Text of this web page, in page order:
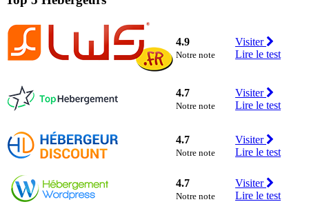
4.9
Notre note
Visiter
Lire le test
4.7
Notre note
Visiter
Lire le test
4.7
Notre note
Visiter
Lire le test
4.7
Notre note
Visiter
Lire le test